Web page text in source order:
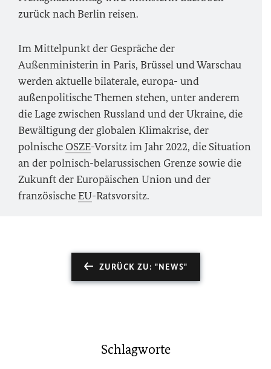
zurück nach Berlin reisen.
Im Mittelpunkt der Gespräche der
Außenministerin in Paris, Brüssel und Warschau
werden aktuelle bilaterale, europa- und
außenpolitische Themen stehen, unter anderem
die Lage zwischen Russland und der Ukraine, die
Bewältigung der globalen Klimakrise, der
polnische OSZE-Vorsitz im Jahr 2022, die Situation
an der polnisch-belarussischen Grenze sowie die
Zukunft der Europäischen Union und der
französische EU-Ratsvorsitz.
ZURÜCK ZU: "NEWS"
Schlagworte